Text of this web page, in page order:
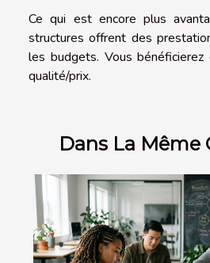
Ce qui est encore plus
structures offrent des
les budgets. Vous bénéficierez
qualité/prix.
Dans La Même